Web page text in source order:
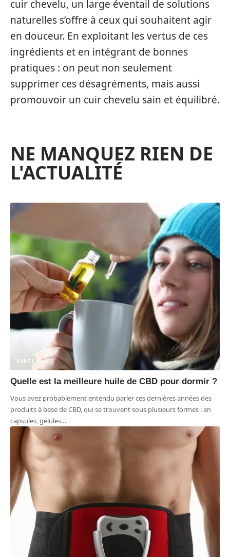
cuir chevelu, un large éventail de solutions
naturelles s’offre à ceux qui souhaitent agir
en douceur. En exploitant les vertus de ces
ingrédients et en intégrant de bonnes
pratiques : on peut non seulement
supprimer ces désagréments, mais aussi
promouvoir un cuir chevelu sain et équilibré.
NE MANQUEZ RIEN DE
L'ACTUALITÉ
SANTÉ
Quelle est la meilleure huile de CBD pour dormir ?
Vous avez probablement entendu parler ces dernières années des
produits à base de CBD, qui se trouvent sous plusieurs formes : en
capsules, gélules…